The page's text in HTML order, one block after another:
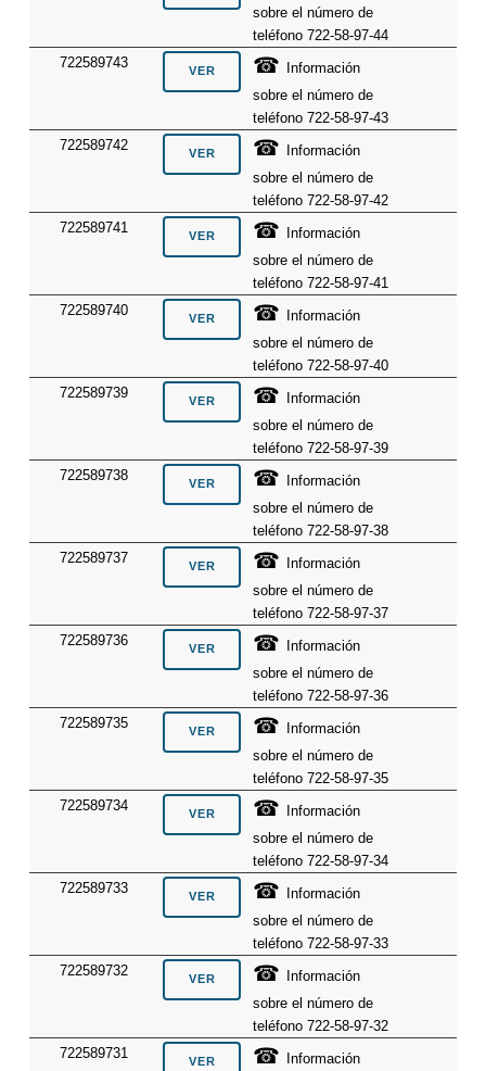
sobre el número de
teléfono 722-58-97-44
722589743
☎
Información
sobre el número de
teléfono 722-58-97-43
722589742
☎
Información
sobre el número de
teléfono 722-58-97-42
722589741
☎
Información
sobre el número de
teléfono 722-58-97-41
722589740
☎
Información
sobre el número de
teléfono 722-58-97-40
722589739
☎
Información
sobre el número de
teléfono 722-58-97-39
722589738
☎
Información
sobre el número de
teléfono 722-58-97-38
722589737
☎
Información
sobre el número de
teléfono 722-58-97-37
722589736
☎
Información
sobre el número de
teléfono 722-58-97-36
722589735
☎
Información
sobre el número de
teléfono 722-58-97-35
722589734
☎
Información
sobre el número de
teléfono 722-58-97-34
722589733
☎
Información
sobre el número de
teléfono 722-58-97-33
722589732
☎
Información
sobre el número de
teléfono 722-58-97-32
722589731
☎
Información